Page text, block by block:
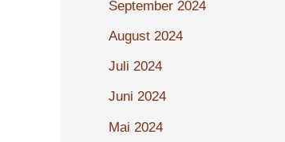
September 2024
August 2024
Juli 2024
Juni 2024
Mai 2024